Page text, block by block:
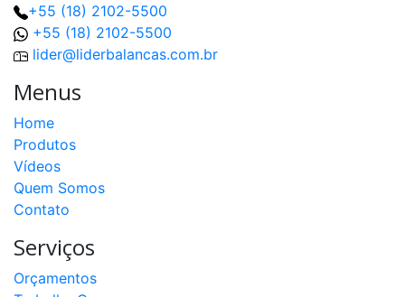
+55 (18) 2102-5500
+55 (18) 2102-5500
lider@liderbalancas.com.br
Menus
Home
Produtos
Vídeos
Quem Somos
Contato
Serviços
Orçamentos